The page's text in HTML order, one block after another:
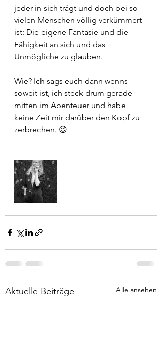
jeder in sich trägt und doch bei so
vielen Menschen völlig verkümmert
ist: Die eigene Fantasie und die
Fähigkeit an sich und das
Unmögliche zu glauben.
Wie? Ich sags euch dann wenns
soweit ist, ich steck drum gerade
mitten im Abenteuer und habe
keine Zeit mir darüber den Kopf zu
zerbrechen. 😉
Aktuelle Beiträge Alle ansehen